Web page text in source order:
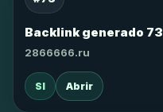
Backlink generado 73
2866666.ru
SI Abrir